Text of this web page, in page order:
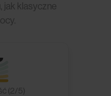
jak klasyczne
(2/5)